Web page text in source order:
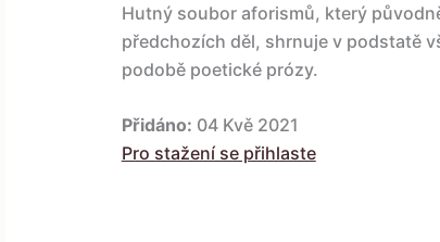
Hutný soubor aforismů, který
předchozích děl, shrnuje v podstatě
podobě poetické prózy.
Přidáno: 04 Kvě 2021
Pro stažení se přihlaste